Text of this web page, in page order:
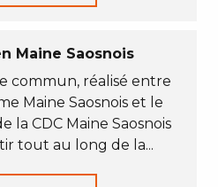
Maine Saosnois
commun, réalisé entre
Maine Saosnois et le
la CDC Maine Saosnois
tout au long de la...